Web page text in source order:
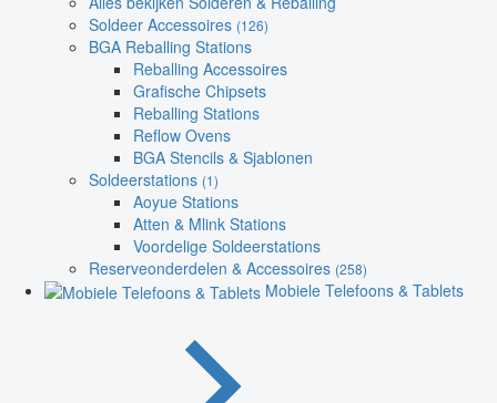
Soldeer Accessoires (126)
BGA Reballing Stations
Reballing Accessoires
Grafische Chipsets
Reballing Stations
Reflow Ovens
BGA Stencils & Sjablonen
Soldeerstations (1)
Aoyue Stations
Atten & Mlink Stations
Voordelige Soldeerstations
Reserveonderdelen & Accessoires (258)
Mobiele Telefoons & Tablets